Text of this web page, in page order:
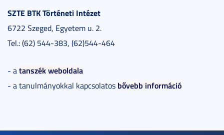
SZTE BTK Történeti Intézet
6722 Szeged, Egyetem u. 2.
Tel.: (62) 544-383, (62)544-464
- atanszék weboldala
- a tanulmányokkal kapcsolatos bővebb információ